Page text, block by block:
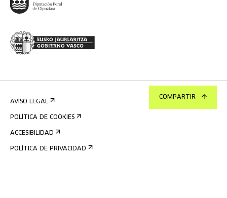
COMPARTIR
AVISO LEGAL
POLÍTICA DE COOKIES
ACCESIBILIDAD
POLÍTICA DE PRIVACIDAD